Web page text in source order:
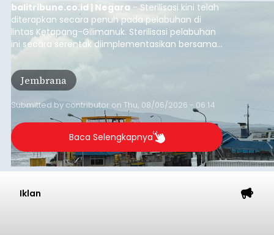
balitribune.co.id | Negara - Sterilisasi kini telah
diterapkan secara penuh pada pelabuhan di
lintas Ketapang-Gilimanuk. Sterilisasi pelabuhan
ini secara serentak diimplementasikan bersama
empat pelabuhan utama lainnya, yakni
Pelabuhan Merak, Bakauheni, Kayangan, dan
Lembar pada Rabu (5/8/2026).
Jembrana
Submitted by contributor on Thu, 08/06/2026 - 06:14
Baca Selengkapnya
Iklan